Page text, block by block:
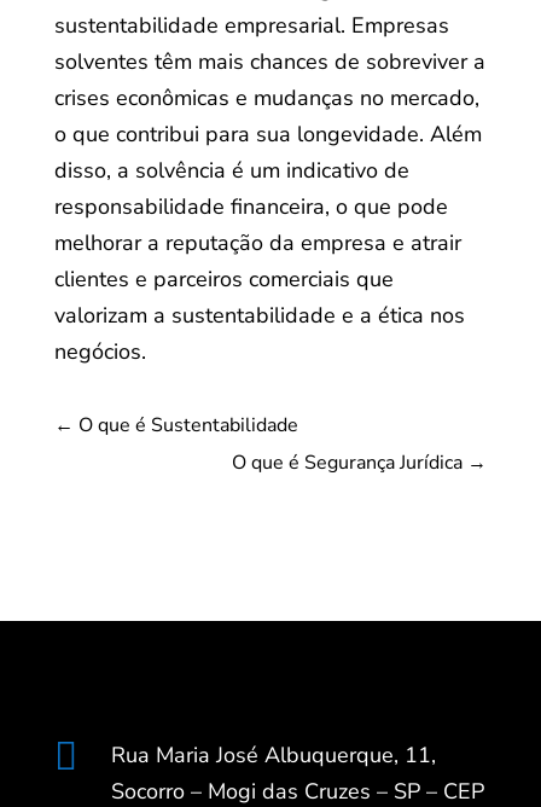
sustentabilidade empresarial. Empresas
solventes têm mais chances de sobreviver a
crises econômicas e mudanças no mercado,
o que contribui para sua longevidade. Além
disso, a solvência é um indicativo de
responsabilidade financeira, o que pode
melhorar a reputação da empresa e atrair
clientes e parceiros comerciais que
valorizam a sustentabilidade e a ética nos
negócios.
← O que é Sustentabilidade
O que é Segurança Jurídica →

Rua Maria José Albuquerque, 11,
Socorro – Mogi das Cruzes – SP – CEP